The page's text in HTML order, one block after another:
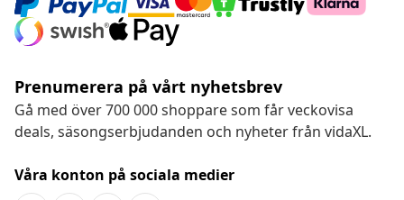
Prenumerera på vårt nyhetsbrev
Gå med över 700 000 shoppare som får veckovisa
deals, säsongserbjudanden och nyheter från vidaXL.
Våra konton på sociala medier